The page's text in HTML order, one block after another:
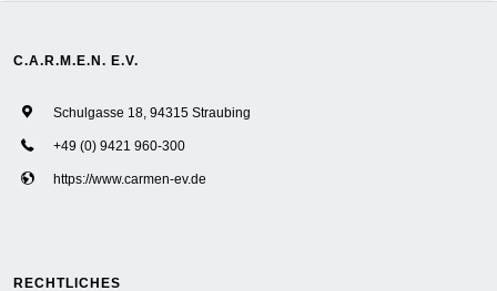
C.A.R.M.E.N. E.V.
Schulgasse 18, 94315 Straubing
+49 (0) 9421 960-300
https://www.carmen-ev.de
RECHTLICHES